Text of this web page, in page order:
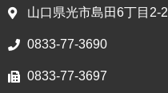
山口県光市島田6丁目2-2
0833-77-3690
0833-77-3697